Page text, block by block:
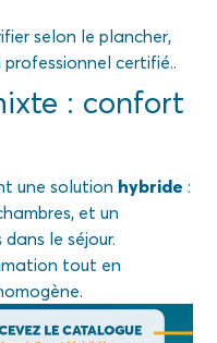
selon le plancher,
certifié..
: confort
une solution hybride :
et un
le séjour.
tout en